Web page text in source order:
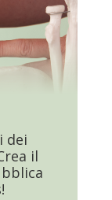
dei
il